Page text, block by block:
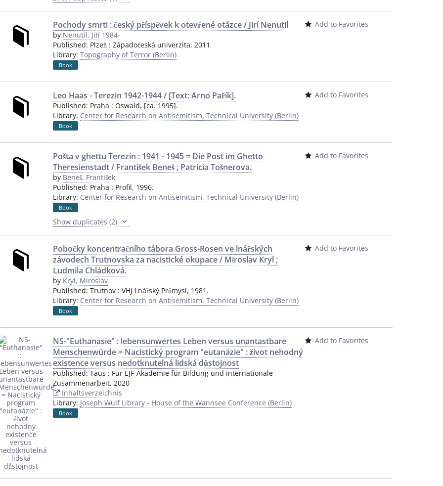
Pochody smrti : český příspěvek k otevřené otázce / Jirí Nenutil
by Nenutil, Jiří 1984-
Published: Plzeň : Západočeská univerzita, 2011
Library: Topography of Terror (Berlin)
Book
Add to Favorites
Leo Haas - Terezin 1942-1944 / [Text: Arno Pařík].
Published: Praha : Oswald, [ca. 1995].
Library: Center for Research on Antisemitism, Technical University (Berlin)
Book
Add to Favorites
Pošta v ghettu Terezín : 1941 - 1945 = Die Post im Ghetto
Theresienstadt / František Beneš ; Patricia Tošnerova.
by Beneš, František
Published: Praha : Profil, 1996.
Library: Center for Research on Antisemitism, Technical University (Berlin)
Book
Show duplicates (2)
Add to Favorites
Pobočky koncentračního tábora Gross-Rosen ve lnářských
závodech Trutnovska za nacistické okupace / Miroslav Kryl ;
Ludmila Chládková.
by Kryl, Miroslav
Published: Trutnov : VHJ Lnářský Průmysl, 1981.
Library: Center for Research on Antisemitism, Technical University (Berlin)
Book
Add to Favorites
NS-"Euthanasie" : lebensunwertes Leben versus unantastbare
Menschenwürde = Nacistický program "eutanázie" : život nehodný
existence versus nedotknutelná lidská důstojnost
Published: Taus : Für EJF-Akademie für Bildung und internationale
Zusammenarbeit, 2020
Inhaltsverzeichnis
Library: Joseph Wulf Library - House of the Wannsee Conference (Berlin)
Book
Add to Favorites